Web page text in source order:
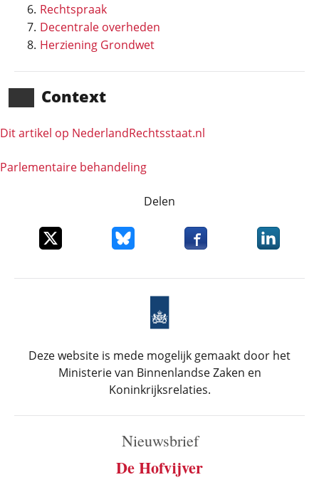
Rechtspraak
Decentrale overheden
Herziening Grondwet
Context
Dit artikel op NederlandRechts­staat.nl
Parlementaire behandeling
Delen
Deel dit item op XDeel dit item op Bluesky
Deel dit item opDeel dit
Deze website is mede mogelijk gemaakt door het
Ministerie van Binnenlandse Zaken en
Koninkrijksrelaties.
Nieuwsbrief
De Hofvijver